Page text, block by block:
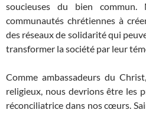
soucieuses du bien
communautés chrétiennes à
des réseaux de solidarité qui
transformer la société par leur
Comme ambassadeurs du
religieux, nous devrions être les
réconciliatrice dans nos cœurs.